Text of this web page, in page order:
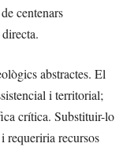
centenars
abstractes. El
i territorial;
crítica. Substituir-lo
requeriria recursos